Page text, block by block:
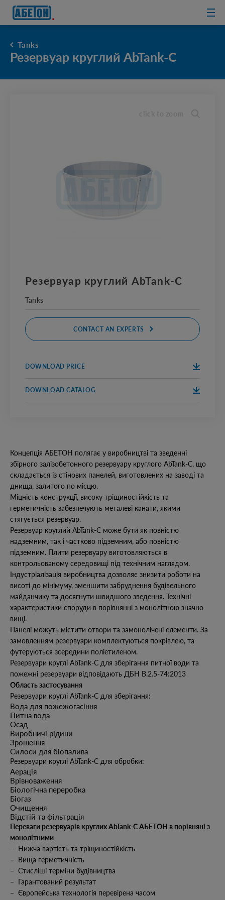
sewage
treatment
Tanks
Резервуар круглий AbTank-C
Концепція АБЕТОН полягає у виробництві та зведенні
збірного залізобетонного резервуару круглого AbTank-C, що
складається із стінових панелей, виготовлених на заводі та
днища, залитого по місцю.
Міцність конструкції, високу тріщиностійкість та
герметичність забезпечують металеві канати, якими
стягується резервуар.
Резервуар круглий AbTank-C може бути як повністю
надземним, так і частково підземним, або повністю
підземним. Плити резервуару виготовляються в
контрольованому середовищі під технічним наглядом.
Індустріалізація виробництва дозволяє знизити роботи на
висоті до мінімуму, зменшити забруднення будівельного
майданчику та досягнути швидшого зведення. Технічні
характеристики споруди в порівнянні з монолітною значно
вищі.
Панелі можуть містити отвори та замонолічені елементи. За
замовленням резервуари комплектуються покрівлею, та
футеруються зсередини поліетиленом.
Резервуари круглі AbTank-C для зберігання питної води та
пожежні резервуари відповідають ДБН В.2.5-74:2013
Область застосування
Резервуари круглі AbTank-C для зберігання:
Вода для пожежогасіння
Питна вода
Осад
Виробничі рідини
Зрошення
Силоси для біопалива
Резервуари круглі AbTank-C для обробки:
Аерація
Врівноваження
Біологічна переробка
Біогаз
Очищення
Відстій та фільтрація
Переваги резервуарів круглих AbTank-C АБЕТОН в порівняні з
монолітними
– Нижча вартість та тріщиностійкість
– Вища герметичність
– Стисліші терміни будівництва
– Гарантований результат
– Європейська технологія перевірена часом
Резервуар круглий AbTank-C
Tanks
CONTACT AN EXPERTS
DOWNLOAD PRICE
DOWNLOAD CATALOG